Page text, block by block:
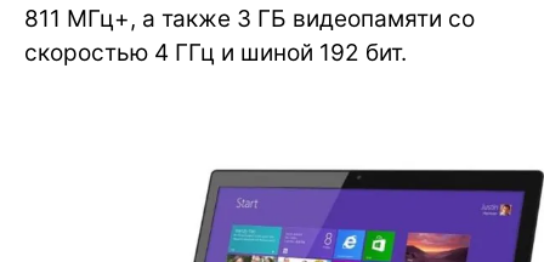
811 МГц+, а также 3 ГБ видеопамяти со
скоростью 4 ГГц и шиной 192 бит.